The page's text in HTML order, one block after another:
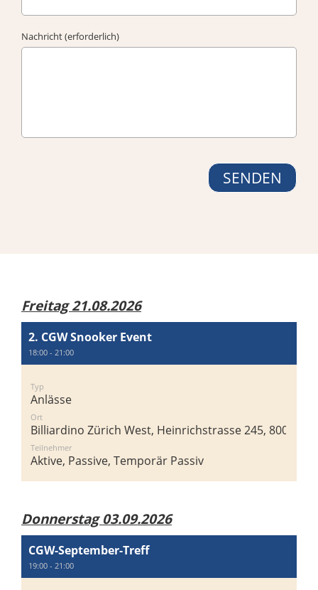
Nachricht (erforderlich)
Freitag 21.08.2026
2. CGW Snooker Event
18:00 - 21:00
Typ
Anlässe
Ort
Billiardino Zürich West, Heinrichstrasse 245, 8005
Teilnehmer
Aktive, Passive, Temporär Passiv
Donnerstag 03.09.2026
CGW-September-Treff
19:00 - 21:00